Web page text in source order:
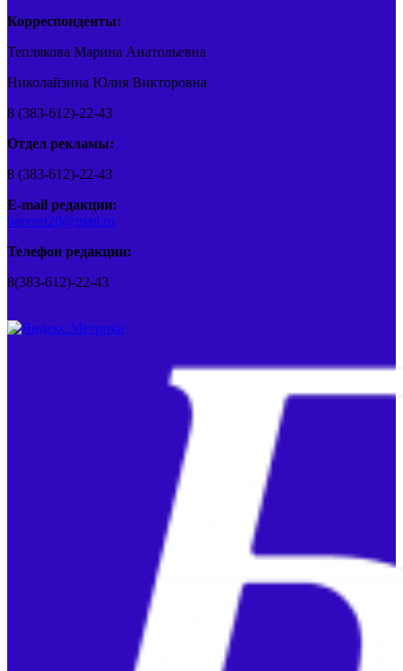
Корреспонденты:
Теплякова Марина Анатольевна
Николайзина Юлия Викторовна
8 (383-612)-22-43
Отдел рекламы:
8 (383-612)-22-43
E-mail редакции:
barvest20@mail.ru
Телефон редакции:
8(383-612)-22-43